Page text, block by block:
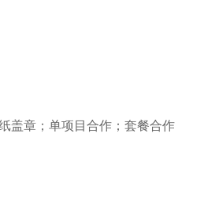
盖章；单项目合作；套餐合作